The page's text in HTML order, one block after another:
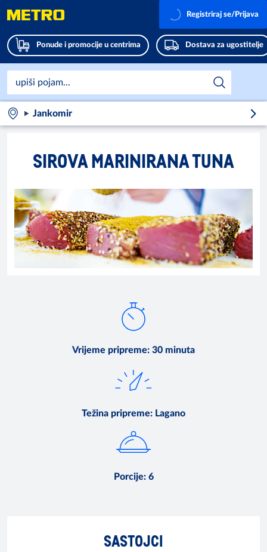
Ponude i promocije u centrima Dostava za ugostitelje
Registriraj se/Prijava
Jankomir
SIROVA MARINIRANA TUNA
Vrijeme pripreme: 30 minuta
Težina pripreme: Lagano
Porcije: 6
SASTOJCI